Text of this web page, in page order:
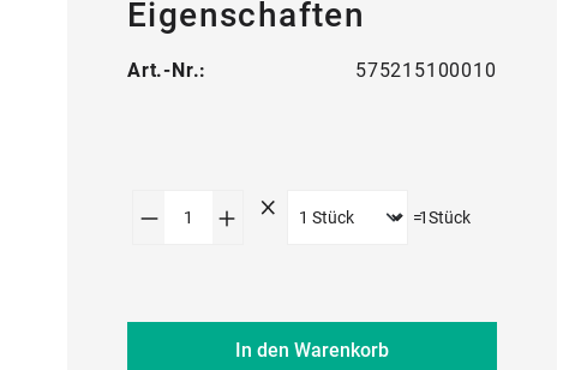
Eigenschaften
Art.-Nr.: 575215100010
Produkt Anzahl: Gib den
=1Stück
In den Warenkorb